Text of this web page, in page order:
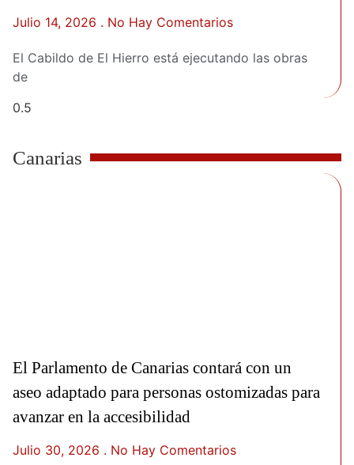
Julio 14, 2026 No Hay Comentarios
El Cabildo de El Hierro está ejecutando las obras
de
Canarias
El Parlamento de Canarias contará con un
aseo adaptado para personas ostomizadas para
avanzar en la accesibilidad
Julio 30, 2026 No Hay Comentarios